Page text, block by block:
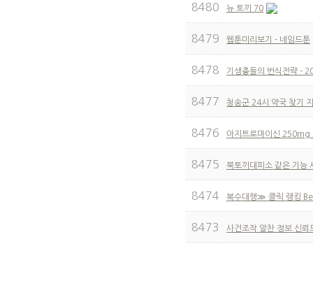
8480 뉴 토끼 70
8479 웹툰미리보기 - 네임드툰
8478 기생충들의 번식전략 -
8477 청송군 24시 약국 찾기
8476 아지트로마이신 250mg
8475 북토끼대피소 같은 기능
8474 복수대행≫ 클릭 랭킹
8473 사건조작 알찬 정보 신뢰